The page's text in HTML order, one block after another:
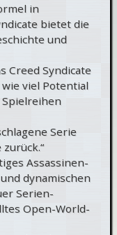
in
bietet die
und
Creed Syndicate
viel Potential
Serie
Assassinen-
dynamischen
Serien-
Open-World-